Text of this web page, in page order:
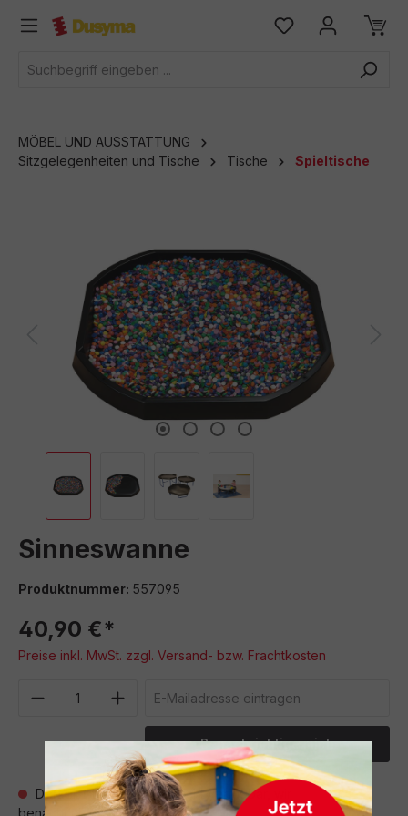
springen
MÖBEL UND AUSSTATTUNG
Sitzgelegenheiten und Tische
Tische Spieltische
Sinneswanne
Produktnummer: 557095
40,90 €*
Preise inkl. MwSt. zzgl. Versand- bzw. Frachtkosten
Benachrichtige mich
Derzeit ist das Produkt nicht verfügbar, wir
benachrichtigen dich gern per E-Mail